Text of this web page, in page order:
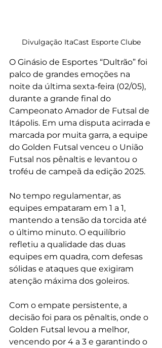
Divulgação ItaCast Esporte Clube
O Ginásio de Esportes “Dultrão” foi
palco de grandes emoções na
noite da última sexta-feira (02/05),
durante a grande final do
Campeonato Amador de Futsal de
Itápolis. Em uma disputa acirrada e
marcada por muita garra, a equipe
do Golden Futsal venceu o União
Futsal nos pênaltis e levantou o
troféu de campeã da edição 2025.
No tempo regulamentar, as
equipes empataram em 1 a 1,
mantendo a tensão da torcida até
o último minuto. O equilíbrio
refletiu a qualidade das duas
equipes em quadra, com defesas
sólidas e ataques que exigiram
atenção máxima dos goleiros.
Com o empate persistente, a
decisão foi para os pênaltis, onde o
Golden Futsal levou a melhor,
vencendo por 4 a 3 e garantindo o